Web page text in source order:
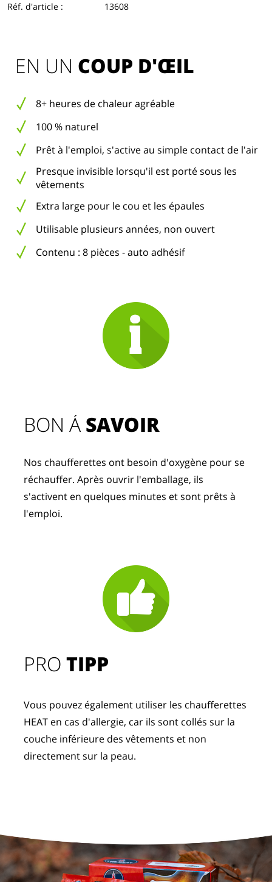
Réf. d'article : 13608
EN UN COUP D'ŒIL
8+ heures de chaleur agréable
100 % naturel
Prêt à l'emploi, s'active au simple contact de l'air
Presque invisible lorsqu'il est porté sous les
vêtements
Extra large pour le cou et les épaules
Utilisable plusieurs années, non ouvert
Contenu : 8 pièces - auto adhésif
PROTIPP
Vous pouvez également utiliser les chaufferettes
HEAT en cas d'allergie, car ils sont collés sur la
couche inférieure des vêtements et non
directement sur la peau.
BON Á SAVOIR
Nos chaufferettes ont besoin d'oxygène pour se
réchauffer. Après ouvrir l'emballage, ils
s'activent en quelques minutes et sont prêts à
l'emploi.